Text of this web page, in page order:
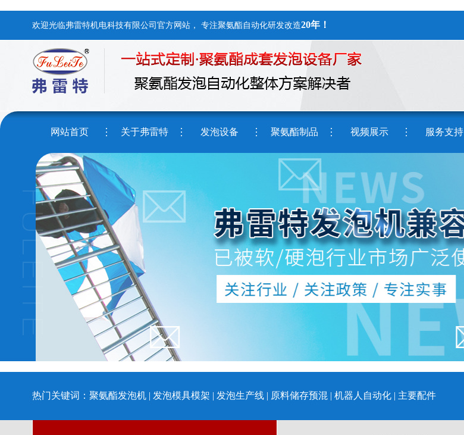
欢迎光临弗雷特机电科技有限公司官方网站， 专注聚氨酯自动化研发改造20年！
网站首页 关于弗雷特 发泡设备 聚氨酯制品 视频展示 服务支持
热门关键词： 聚氨酯发泡机| 发泡模具模架 | 发泡生产线| 原料储存预混 | 机器人自动化| 主要配件